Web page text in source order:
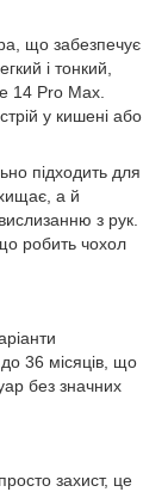
що забезпечує
і тонкий,
14 Pro Max.
у кишені або
підходить для
а й
з рук.
робить чохол
36 місяців, що
без значних
захист, це